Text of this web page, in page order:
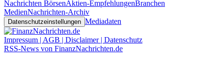
Nachrichten BörsenAktien-EmpfehlungenBranchen
MedienNachrichten-Archiv
Datenschutzeinstellungen Mediadaten
Impressum | AGB | Disclaimer | Datenschutz
RSS-News von FinanzNachrichten.de